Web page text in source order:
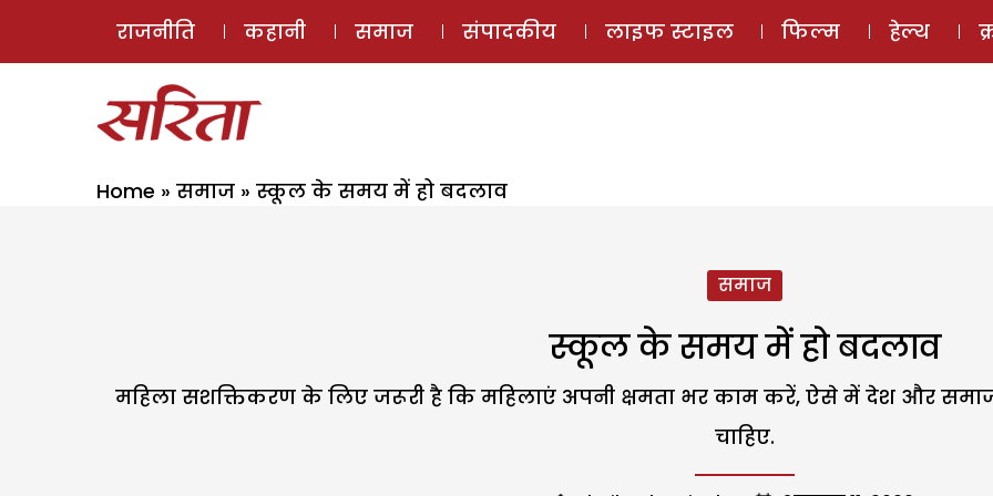
ई-मैगज़ीन
राजनीति कहानी समाज संपादकीय लाइफ स्टाइल फिल्म हेल्थ
Home » समाज » स्कूल के समय में हो बदलाव
समाज
स्कूल के समय में हो बदलाव
महिला सशक्तिकरण के लिए जरूरी है कि महिलाएं अपनी क्षमता भर काम करें, ऐसे में देश और
चाहिए.